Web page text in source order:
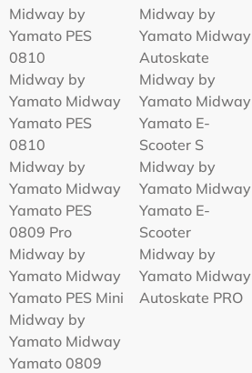
Midway by
Yamato PES
0810
Midway by
Yamato Midway
Autoskate
Midway by
Yamato Midway
Yamato PES
0810
Midway by
Yamato Midway
Yamato E-
Scooter S
Midway by
Yamato Midway
Yamato PES
0809 Pro
Midway by
Yamato Midway
Yamato E-
Scooter
Midway by
Yamato Midway
Yamato PES Mini
Midway by
Yamato Midway
Autoskate PRO
Midway by
Yamato Midway
Yamato 0809